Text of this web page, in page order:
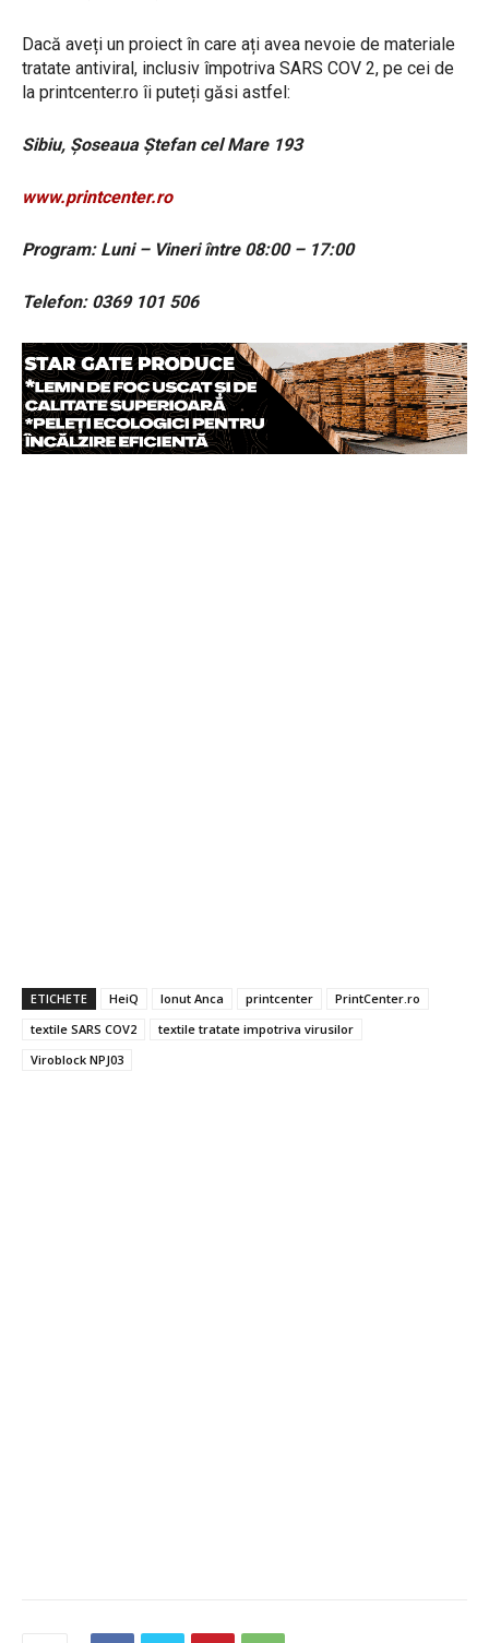
Dacă aveți un proiect în care ați avea nevoie de materiale
tratate antiviral, inclusiv împotriva SARS COV 2, pe cei de
la printcenter.ro îi puteți găsi astfel:
Sibiu, Șoseaua Ștefan cel Mare 193
www.printcenter.ro
Program: Luni – Vineri între 08:00 – 17:00
Telefon: 0369 101 506
ETICHETE HeiQ Ionut Anca printcenter
PrintCenter.ro
textile SARS COV2
textile tratate impotriva virusilor
Viroblock NPJ03